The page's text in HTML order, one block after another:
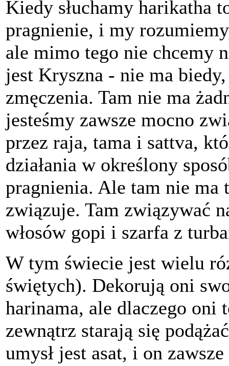
Kiedy słuchamy harikatha
pragnienie, i my
ale mimo tego nie chcemy
jest Kryszna - nie ma
zmęczenia. Tam nie ma
jesteśmy zawsze mocno
przez raja, tama i sattva,
działania w określony
pragnienia. Ale tam nie
związuje. Tam związywać
włosów gopi i szarfa z
W tym świecie jest wielu
świętych). Dekorują oni
harinama, ale dlaczego oni
zewnątrz starają się
umysł jest asat, i on